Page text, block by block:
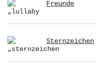
Freunde
Sternzeichen